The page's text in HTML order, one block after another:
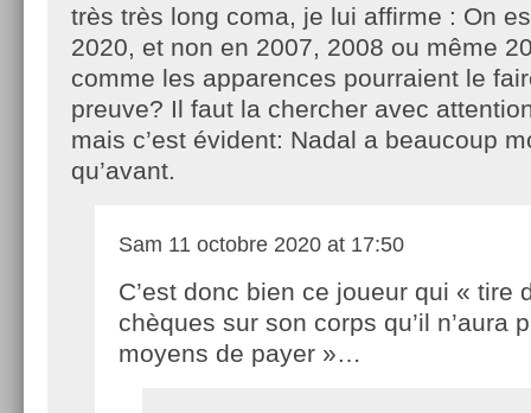
très très long coma, je lui affirme : On
2020, et non en 2007, 2008 ou même
comme les apparences pourraient le
preuve? Il faut la chercher avec
mais c’est évident: Nadal a beaucoup
qu’avant.
Sam 11 octobre 2020 at 17:50
C’est donc bien ce joueur qui « tire
chèques sur son corps qu’il n’aura
moyens de payer »…